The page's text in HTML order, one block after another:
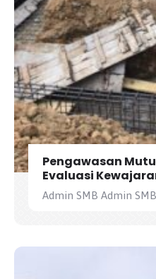
Pengawasan
Evaluasi
Penawaran
Admin SMB Admin SMB